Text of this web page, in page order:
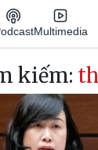
Multimedia
kiếm: